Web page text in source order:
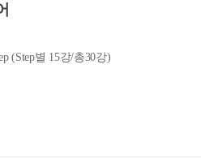
(Step별 15강/총30강)